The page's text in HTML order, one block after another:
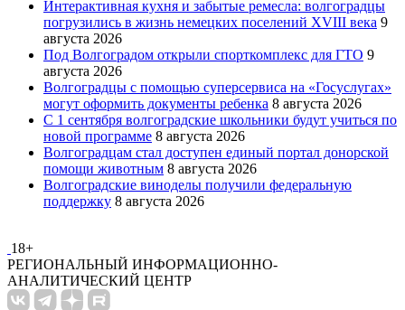
Интерактивная кухня и забытые ремесла: волгоградцы
погрузились в жизнь немецких поселений XVIII века 9
августа 2026
Под Волгоградом открыли спорткомплекс для ГТО 9
августа 2026
Волгоградцы с помощью суперсервиса на «Госуслугах»
могут оформить документы ребенка 8 августа 2026
С 1 сентября волгоградские школьники будут учиться по
новой программе 8 августа 2026
Волгоградцам стал доступен единый портал донорской
помощи животным 8 августа 2026
Волгоградские виноделы получили федеральную
поддержку 8 августа 2026
18+
РЕГИОНАЛЬНЫЙ ИНФОРМАЦИОННО-
АНАЛИТИЧЕСКИЙ ЦЕНТР